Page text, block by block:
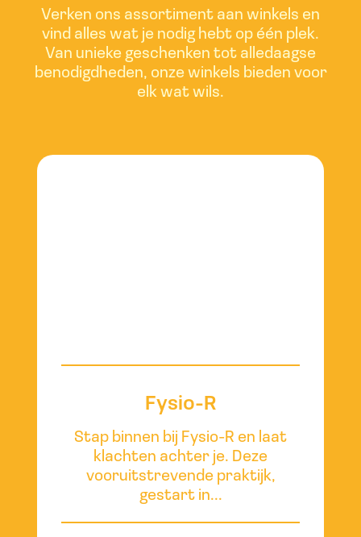
Verken ons assortiment aan winkels en
vind alles wat je nodig hebt op één plek.
Van unieke geschenken tot alledaagse
benodigdheden, onze winkels bieden voor
elk wat wils.
Fysio-R
Stap binnen bij Fysio-R en laat
klachten achter je. Deze
vooruitstrevende praktijk,
gestart in...